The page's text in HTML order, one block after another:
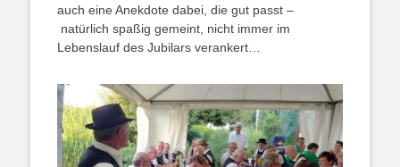
auch eine Anekdote dabei, die gut passt –
natürlich spaßig gemeint, nicht immer im
Lebenslauf des Jubilars verankert…